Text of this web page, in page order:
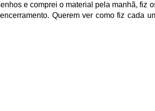
e comprei o material pela manhã, fiz
Querem ver como fiz cada